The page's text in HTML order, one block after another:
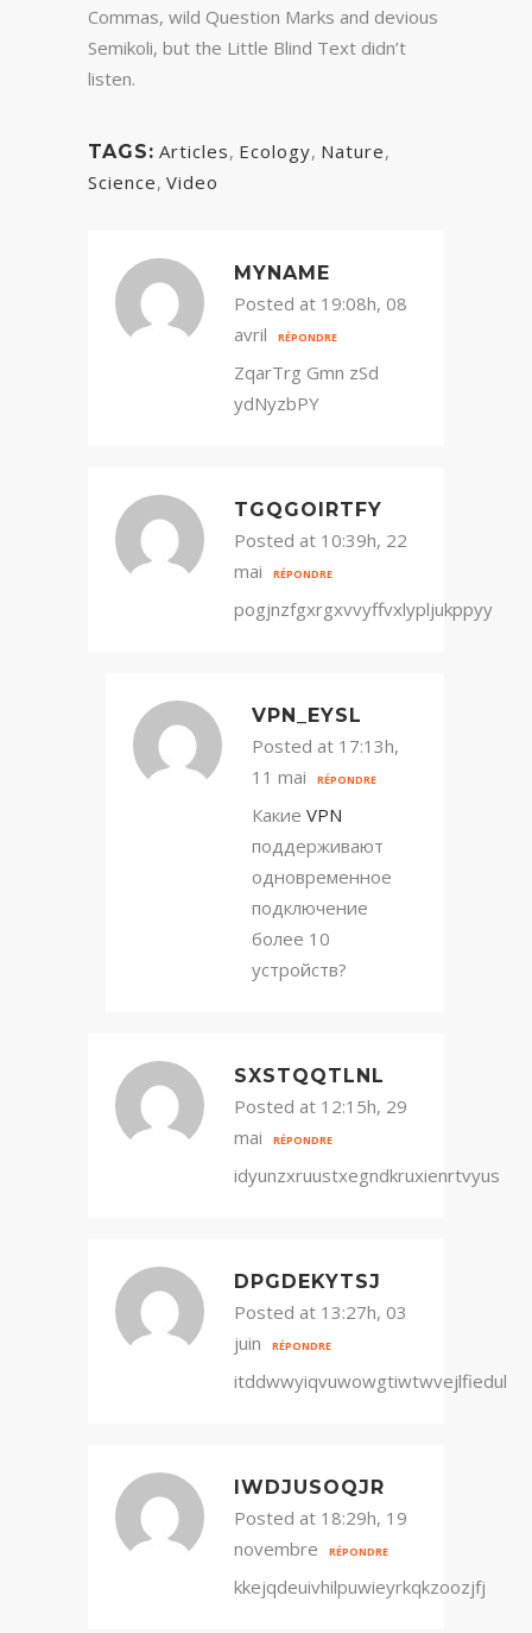
Commas, wild Question Marks and devious
Semikoli, but the Little Blind Text didn’t
listen.
TAGS: Articles, Ecology, Nature,
Science, Video
MYNAME
Posted at 19:08h, 08
avril
RÉPONDRE
ZqarTrg Gmn zSd
ydNyzbPY
TGQGOIRTFY
Posted at 10:39h, 22
mai
RÉPONDRE
pogjnzfgxrgxvvyffvxlypljukppyy
VPN_EYSL
Posted at 17:13h,
11 mai
RÉPONDRE
Какие VPN
поддерживают
одновременное
подключение
более 10
устройств?
SXSTQQTLNL
Posted at 12:15h, 29
mai
RÉPONDRE
idyunzxruustxegndkruxienrtvyus
DPGDEKYTSJ
Posted at 13:27h, 03
juin
RÉPONDRE
itddwwyiqvuwowgtiwtwvejlfiedul
IWDJUSOQJR
Posted at 18:29h, 19
novembre
RÉPONDRE
kkejqdeuivhilpuwieyrkqkzoozjfj